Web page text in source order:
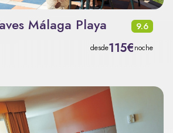
Málaga Playa 9.6
desde115€noche